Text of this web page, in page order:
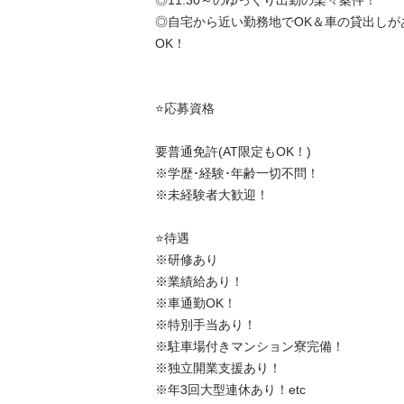
◎自宅から近い勤務地でOK＆車の貸出しが
OK！
⭐️応募資格
要普通免許(AT限定もOK！)
※学歴･経験･年齢一切不問！
※未経験者大歓迎！
⭐️待遇
※研修あり
※業績給あり！
※車通勤OK！
※特別手当あり！
※駐車場付きマンション寮完備！
※独立開業支援あり！
※年3回大型連休あり！etc